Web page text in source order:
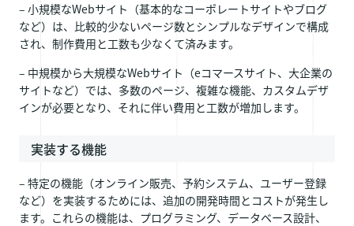
– 小規模なWebサイト（基本的なコーポレートサイトやブログ
など）は、比較的少ないページ数とシンプルなデザインで構成
され、制作費用と工数も少なくて済みます。
– 中規模から大規模なWebサイト（eコマースサイト、大企業の
サイトなど）では、多数のページ、複雑な機能、カスタムデザ
インが必要となり、それに伴い費用と工数が増加します。
実装する機能
– 特定の機能（オンライン販売、予約システム、ユーザー登録
など）を実装するためには、追加の開発時間とコストが発生し
ます。これらの機能は、プログラミング、データベース設計、